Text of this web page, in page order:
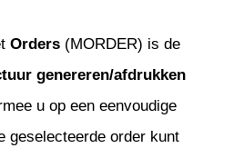
Orders (MORDER) is de
genereren/afdrukken
u op een eenvoudige
geselecteerde order kunt